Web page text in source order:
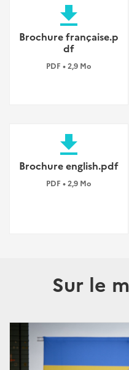
file_download
Brochure française.p
df
PDF • 2,9 Mo
file_download
Brochure english.pdf
PDF • 2,9 Mo
Sur le